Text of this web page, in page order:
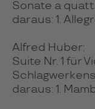
Sonate a
daraus: 1.
Alfred Huber:
Suite Nr. 1 für
daraus: 1.